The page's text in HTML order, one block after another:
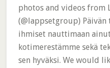
photos and videos from
(@lappsetgroup)
ihmiset nauttimaan
kotimerestämme sekä
sen hyväksi. We would